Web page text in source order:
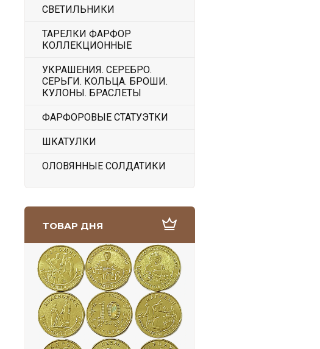
СВЕТИЛЬНИКИ
ТАРЕЛКИ ФАРФОР
КОЛЛЕКЦИОННЫЕ
УКРАШЕНИЯ. СЕРЕБРО.
СЕРЬГИ. КОЛЬЦА. БРОШИ.
КУЛОНЫ. БРАСЛЕТЫ
ФАРФОРОВЫЕ СТАТУЭТКИ
ШКАТУЛКИ
ОЛОВЯННЫЕ СОЛДАТИКИ
ТОВАР ДНЯ